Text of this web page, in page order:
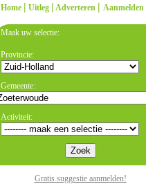
Home | Uitleg | Adverteren | Aanmelden
Maak uw selectie:
Provincie:
Gemeente:
Activiteit:
Gratis suggestie aanmelden!